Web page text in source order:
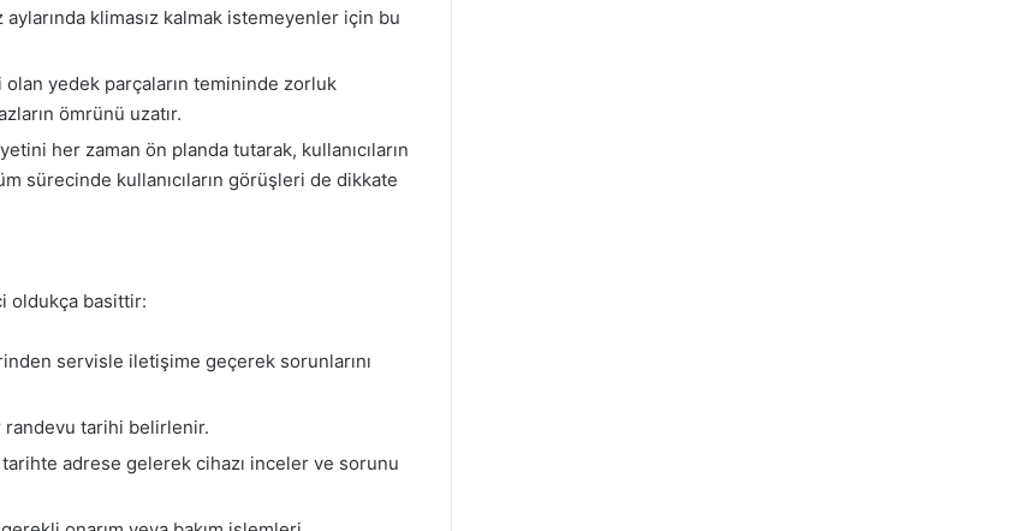
klimasız kalmak istemeyenler için bu
yedek parçaların temininde zorluk
ömrünü uzatır.
her zaman ön planda tutarak, kullanıcıların
sürecinde kullanıcıların görüşleri de dikkate
oldukça basittir:
servisle iletişime geçerek sorunlarını
tarihi belirlenir.
adrese gelerek cihazı inceler ve sorunu